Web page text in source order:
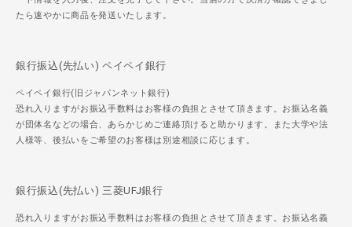
たら速やかに商品を発送いたします。
銀行振込(先払い) ペイペイ銀行
ペイペイ銀行(旧ジャパンネット銀行)
恐れ入りますがお振込手数料はお客様の負担とさせて頂きます。お振込名義
が団体名などの場合、あらかじめご連絡頂けると助かります。また大学や法
人様等、後払いをご希望のお客様は別途相談に応じます。
銀行振込(先払い) 三菱UFJ銀行
恐れ入りますがお振込手数料はお客様の負担とさせて頂きます。お振込名義